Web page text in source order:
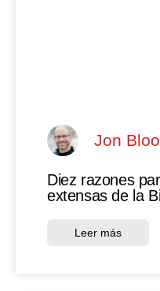
Jon
Diez razones
extensas de la
Leer más